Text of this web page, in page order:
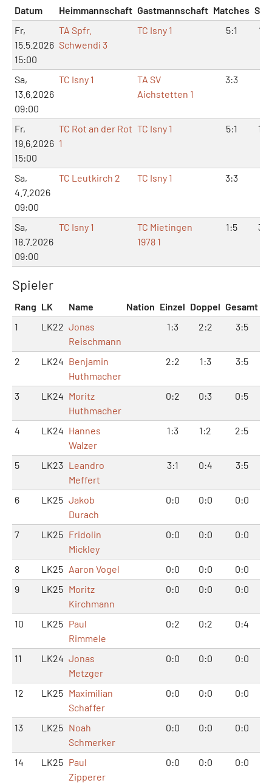
Datum Heimmannschaft Gastmannschaft Matches
Fr,
15.5.2026
15:00
TA Spfr.
Schwendi 3
TC Isny 1 5:1
Sa,
13.6.2026
09:00
TC Isny 1
TA SV
Aichstetten 1
3:3
Fr,
19.6.2026
15:00
TC Rot an der Rot
1
TC Isny 1 5:1
Sa,
4.7.2026
09:00
TC Leutkirch 2 TC Isny 1 3:3
Sa,
18.7.2026
09:00
TC Isny 1
TC Mietingen
1978 1
1:5
Spieler
Rang LK Name Nation Einzel Doppel Gesamt
1
LK22 Jonas
Reischmann
1:3 2:2 3:5
2 LK24 Benjamin
Huthmacher
2:2 1:3 3:5
3 LK24 Moritz
Huthmacher
0:2 0:3 0:5
4 LK24 Hannes
Walzer
1:3 1:2 2:5
5 LK23 Leandro
Meffert
3:1 0:4 3:5
6 LK25 Jakob
Durach
0:0 0:0 0:0
7 LK25 Fridolin
Mickley
0:0 0:0 0:0
8 LK25 Aaron Vogel 0:0 0:0
0:0
9
LK25 Moritz
Kirchmann
0:0 0:0 0:0
10 LK25 Paul
Rimmele
0:2 0:2 0:4
11 LK24 Jonas
Metzger
0:0 0:0 0:0
12 LK25 Maximilian
Schaffer
0:0 0:0 0:0
13 LK25 Noah
Schmerker
0:0 0:0 0:0
14 LK25 Paul
Zipperer
0:0 0:0 0:0